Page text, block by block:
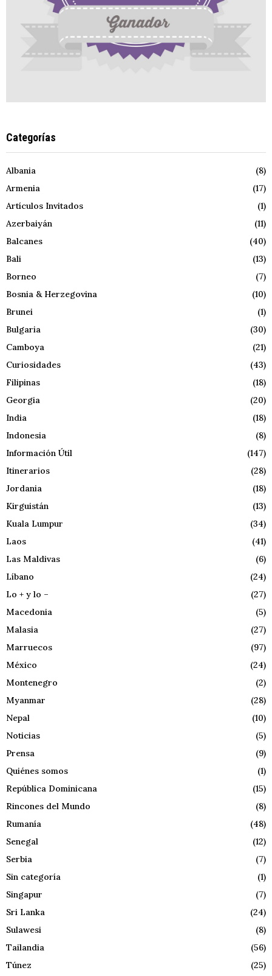
Categorías
Albania
(8)
Armenia
(17)
Artículos Invitados
(1)
Azerbaiyán
(11)
Balcanes
(40)
Bali
(13)
Borneo
(7)
Bosnia & Herzegovina
(10)
Brunei
(1)
Bulgaria
(30)
Camboya
(21)
Curiosidades
(43)
Filipinas
(18)
Georgia
(20)
India
(18)
Indonesia
(8)
Información Útil
(147)
Itinerarios
(28)
Jordania
(18)
Kirguistán
(13)
Kuala Lumpur
(34)
Laos
(41)
Las Maldivas
(6)
Líbano
(24)
Lo + y lo –
(27)
Macedonia
(5)
Malasia
(27)
Marruecos
(97)
México
(24)
Montenegro
(2)
Myanmar
(28)
Nepal
(10)
Noticias
(5)
Prensa
(9)
Quiénes somos
(1)
República Dominicana
(15)
Rincones del Mundo
(8)
Rumanía
(48)
Senegal
(12)
Serbia
(7)
Sin categoría
(1)
Singapur
(7)
Sri Lanka
(24)
Sulawesi
(8)
Tailandia
(56)
Túnez
(25)